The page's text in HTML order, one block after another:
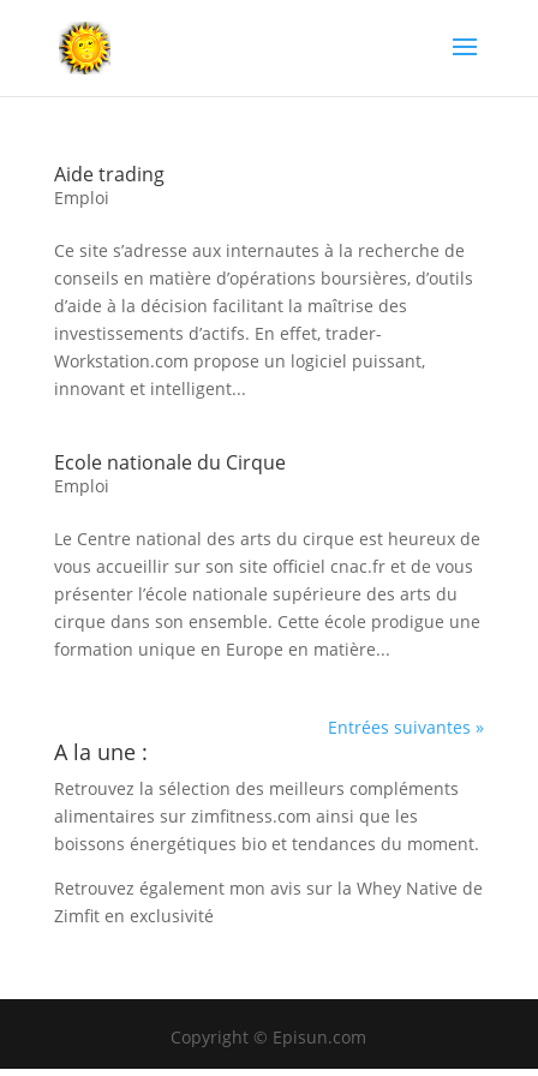
Aide trading
Emploi
Ce site s’adresse aux internautes à la recherche de
conseils en matière d’opérations boursières, d’outils
d’aide à la décision facilitant la maîtrise des
investissements d’actifs. En effet, trader-
Workstation.com propose un logiciel puissant,
innovant et intelligent...
Ecole nationale du Cirque
Emploi
Le Centre national des arts du cirque est heureux de
vous accueillir sur son site officiel cnac.fr et de vous
présenter l’école nationale supérieure des arts du
cirque dans son ensemble. Cette école prodigue une
formation unique en Europe en matière...
Entrées suivantes »
A la une :
Retrouvez la sélection des meilleurs compléments
alimentaires sur zimfitness.com ainsi que les
boissons énergétiques bio et tendances du moment.
Retrouvez également mon avis sur la Whey Native de
Zimfit en exclusivité
Copyright © Episun.com